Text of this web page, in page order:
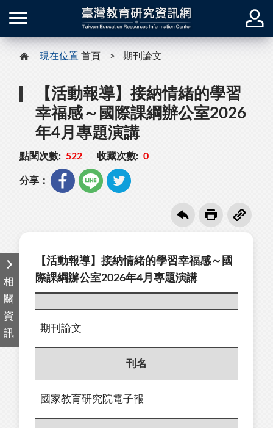
現在位置 首頁 期刊論文
【活動報導】接納情緒的學習
幸福感～國際課綱辦公室2026
年4月專題演講
點閱次數: 522 收藏次數: 0
分享：
相
關
資
訊
【活動報導】接納情緒的學習幸福感～國
際課綱辦公室2026年4月專題演講
期刊論文
刊名
國家教育研究院電子報